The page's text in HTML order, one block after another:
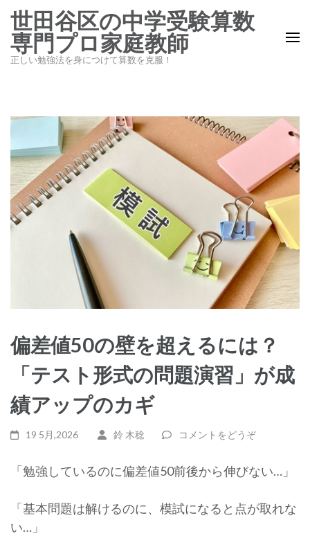
テ
ン
ス
ッ
プ
(Enter
を
押
世田谷区の中学受験算数
専門プロ家庭教師
正しい勉強法を身につけて算数を克服！
偏差値50の壁を超えるには？
「テスト形式の問題演習」が成
績アップのカギ
19 5月,2026 鈴 木稔 コメントをどうぞ
「勉強しているのに偏差値50前後から伸びない…」
「基本問題は解けるのに、模試になると点が取れな
い…」